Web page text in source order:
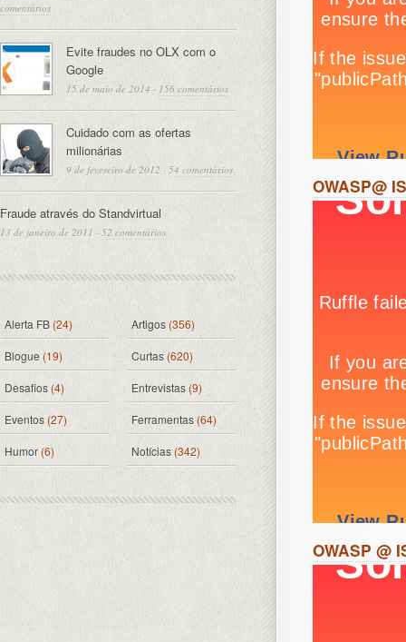
OWASP@
OWASP @
comentários
Evite fraudes no OLX com o
Google
15 de maio de 2014 · 156 comentários
Cuidado com as ofertas
milionárias
9 de fevereiro de 2012 · 54 comentários
Fraude através do Standvirtual
13 de janeiro de 2011 · 52 comentários
Alerta FB(24) Artigos (356)
Blogue (19) Curtas (620)
Desafios (4) Entrevistas (9)
Eventos(27) Ferramentas(64)
Humor (6) Notícias(342)